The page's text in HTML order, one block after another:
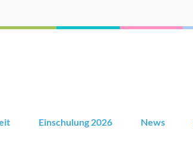
Einschulung 2026 News